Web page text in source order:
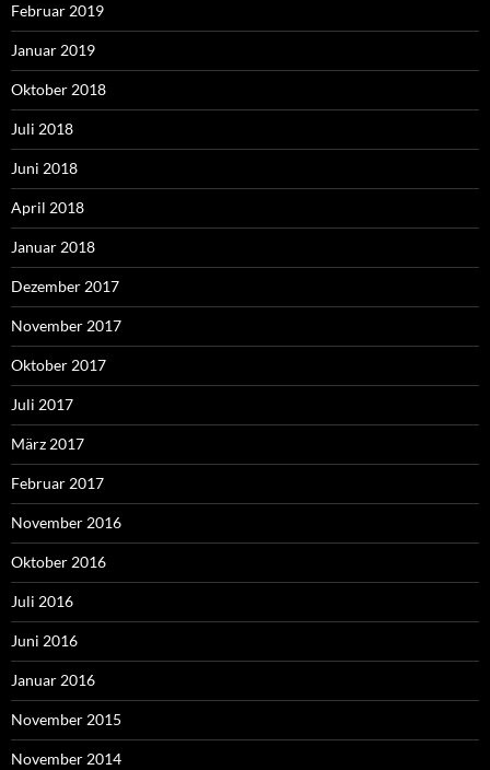
Februar 2019
Januar 2019
Oktober 2018
Juli 2018
Juni 2018
April 2018
Januar 2018
Dezember 2017
November 2017
Oktober 2017
Juli 2017
März 2017
Februar 2017
November 2016
Oktober 2016
Juli 2016
Juni 2016
Januar 2016
November 2015
November 2014